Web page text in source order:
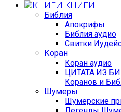
КНИГИ
Библия
Апокрифы
Библия аудио
Свитки
Коран
Коран аудио
ЦИТАТА ИЗ
Коранов и
Шумеры
Шумерские